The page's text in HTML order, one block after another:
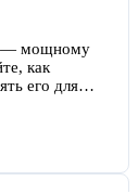
— мощному
как
его для